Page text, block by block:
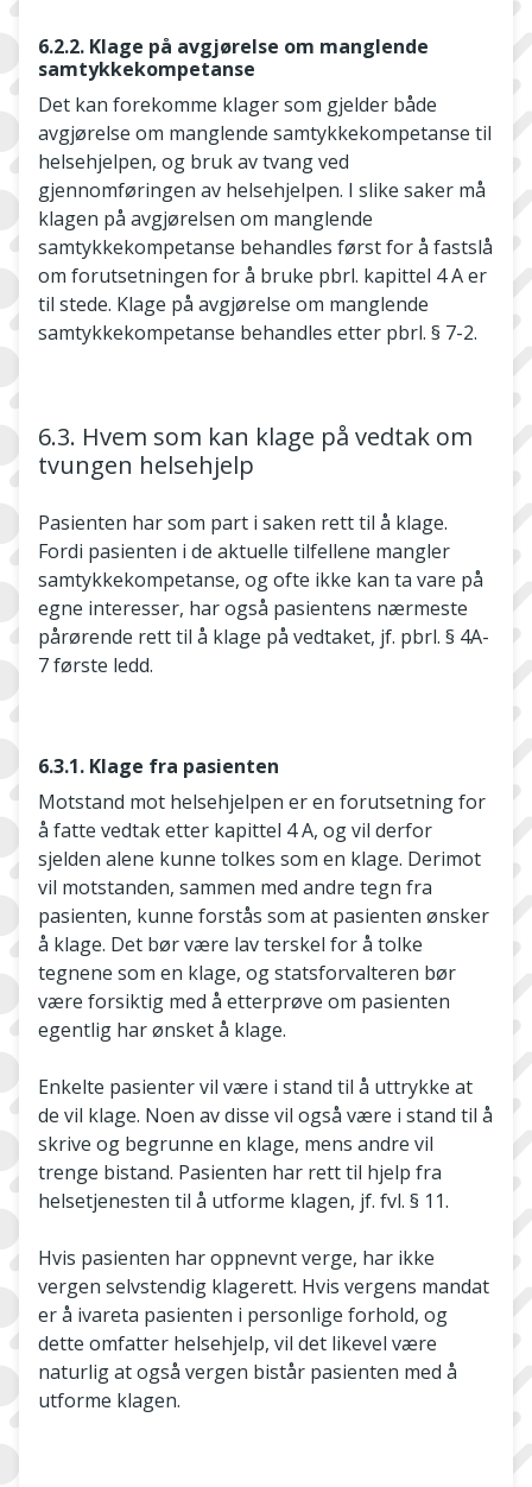
6.2.2. Klage på avgjørelse om manglende
samtykkekompetanse
Det kan forekomme klager som gjelder både
avgjørelse om manglende samtykkekompetanse til
helsehjelpen, og bruk av tvang ved
gjennomføringen av helsehjelpen. I slike saker må
klagen på avgjørelsen om manglende
samtykkekompetanse behandles først for å fastslå
om forutsetningen for å bruke pbrl. kapittel 4 A er
til stede. Klage på avgjørelse om manglende
samtykkekompetanse behandles etter pbrl. § 7-2.
6.3. Hvem som kan klage på vedtak om
tvungen helsehjelp
Pasienten har som part i saken rett til å klage.
Fordi pasienten i de aktuelle tilfellene mangler
samtykkekompetanse, og ofte ikke kan ta vare på
egne interesser, har også pasientens nærmeste
pårørende rett til å klage på vedtaket, jf. pbrl. § 4A-
7 første ledd.
6.3.1. Klage fra pasienten
Motstand mot helsehjelpen er en forutsetning for
å fatte vedtak etter kapittel 4 A, og vil derfor
sjelden alene kunne tolkes som en klage. Derimot
vil motstanden, sammen med andre tegn fra
pasienten, kunne forstås som at pasienten ønsker
å klage. Det bør være lav terskel for å tolke
tegnene som en klage, og statsforvalteren bør
være forsiktig med å etterprøve om pasienten
egentlig har ønsket å klage.
Enkelte pasienter vil være i stand til å uttrykke at
de vil klage. Noen av disse vil også være i stand til å
skrive og begrunne en klage, mens andre vil
trenge bistand. Pasienten har rett til hjelp fra
helsetjenesten til å utforme klagen, jf. fvl. § 11.
Hvis pasienten har oppnevnt verge, har ikke
vergen selvstendig klagerett. Hvis vergens mandat
er å ivareta pasienten i personlige forhold, og
dette omfatter helsehjelp, vil det likevel være
naturlig at også vergen bistår pasienten med å
utforme klagen.